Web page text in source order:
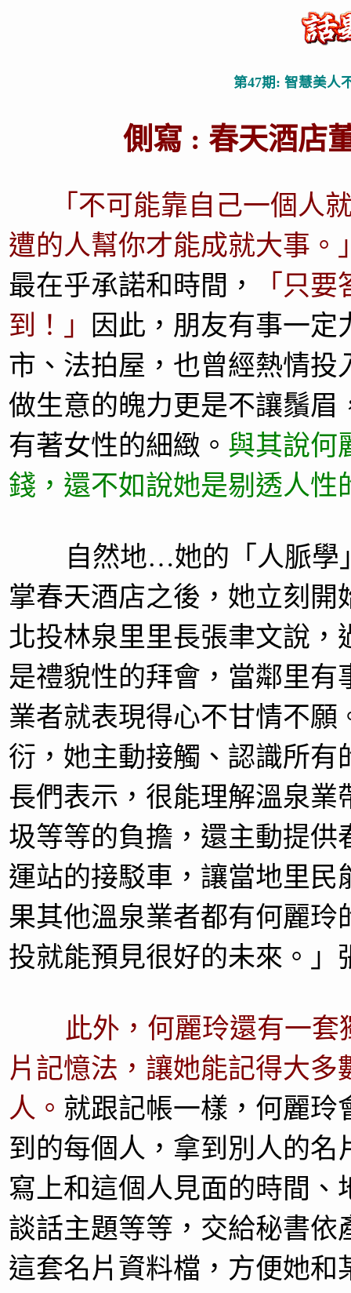
第47期: 智慧美人
側寫 : 春天酒店
「不可能靠自己一個人
遭的人幫你才能成就大事。
最在乎承諾和時間，
「只
到！」
因此，朋友有事一定
市、法拍屋，也曾經熱情投
做生意的魄力更是不讓鬚眉
有著女性的細緻。 與其說何
錢，還不如說她是剔透人性
自然地…她的「人脈學
掌春天酒店之後，她立刻開
北投林泉里里長張聿文說，
是禮貌性的拜會，當鄰里有
業者就表現得心不甘情不願
衍，她主動接觸、認識所有
長們表示，很能理解溫泉業
圾等等的負擔，還主動提供
運站的接駁車，讓當地里民
果其他溫泉業者都有何麗玲
投就能預見很好的未來。」
此外，何麗玲還有一
片記憶法，讓她能記得大多
人。 就跟記帳一樣，何麗玲
到的每個人，拿到別人的名
寫上和這個人見面的時間、
談話主題等等，交給秘書依
這套名片資料檔，方便她和